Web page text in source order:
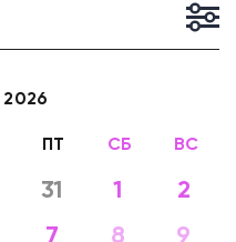
2026
ПТ СБ ВС
31 1
2
7 8
9